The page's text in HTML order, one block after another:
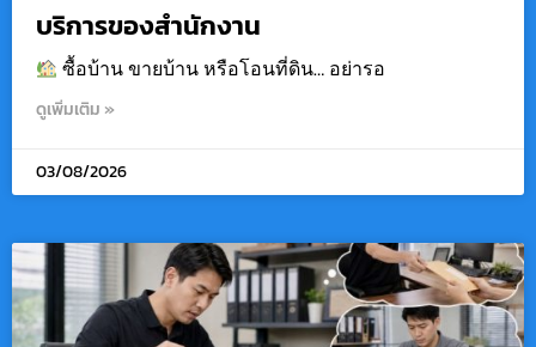
บริการของสำนักงาน
ซื้อบ้าน ขายบ้าน หรือโอนที่ดิน… อย่ารอ
ดูเพิ่มเติม »
03/08/2026